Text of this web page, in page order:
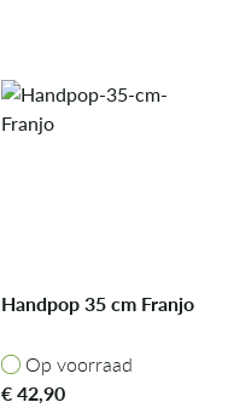
Handpop 35 cm Franjo
Op voorraad
Op voorraad
€42,90